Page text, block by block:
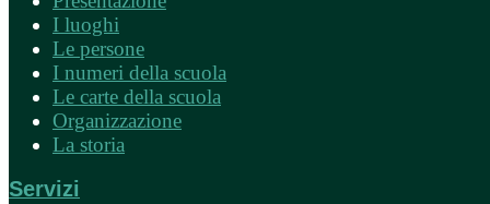
I luoghi
Le persone
I numeri della scuola
Le carte della scuola
Organizzazione
La storia
Servizi